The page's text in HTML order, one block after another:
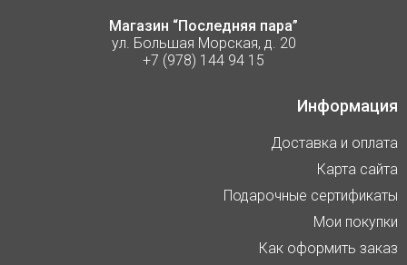
Магазин “Последняя пара”
ул. Большая Морская, д. 20
+7 (978) 144 94 15
Информация
Доставка и оплата
Карта сайта
Подарочные сертификаты
Мои покупки
Как оформить заказ